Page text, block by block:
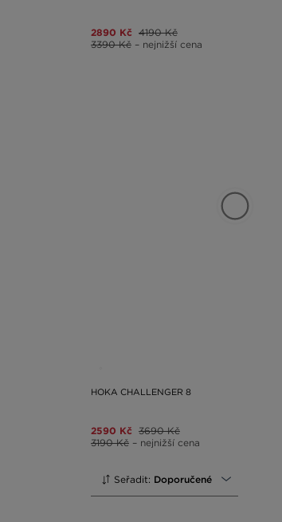
2890 Kč 4190 Kč
3390 Kč – nejnižší cena
HOKA CHALLENGER 8
2590 Kč 3690 Kč
3190 Kč – nejnižší cena
Seřadit: Doporučené